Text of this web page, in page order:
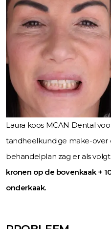
Laura koos MCAN Dental
tandheelkundige make-over
behandelplan zag er als volgt
kronen op de bovenkaak +
onderkaak.